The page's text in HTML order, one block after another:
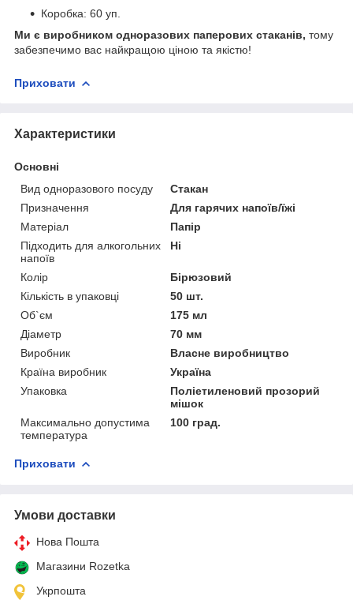
Коробка: 60 уп.
Ми є виробником одноразових паперових стаканів, тому
забезпечимо вас найкращою ціною та якістю!
Приховати
Характеристики
Основні
Вид одноразового посуду
Стакан
Призначення
Для гарячих напоїв/їжі
Матеріал
Папір
Підходить для алкогольних
напоїв
Ні
Колір
Бірюзовий
Кількість в упаковці
50 шт.
Об`єм
175 мл
Діаметр
70 мм
Виробник
Власне виробництво
Країна виробник
Україна
Упаковка
Поліетиленовий прозорий
мішок
Максимально допустима
температура
100 град.
Приховати
Умови доставки
Нова Пошта
Магазини Rozetka
Укрпошта